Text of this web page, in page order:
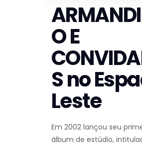
O E
S no
Leste
Em 2002 lançou seu
álbum de estúdio,